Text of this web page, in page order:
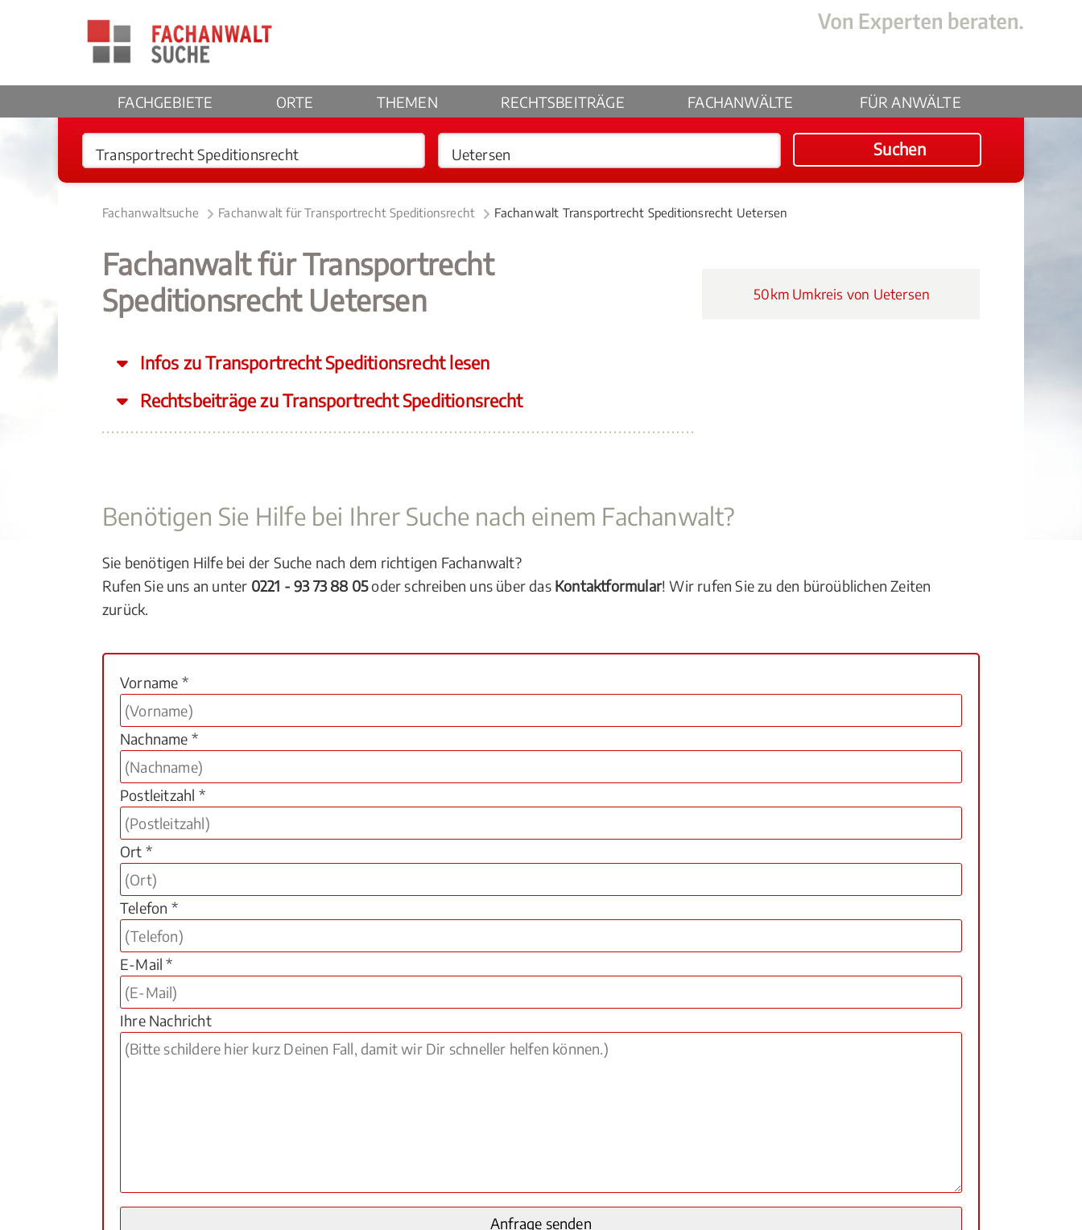
FACHGEBIETE ORTE THEMEN RECHTSBEITRÄGE FACHANWÄLTE FÜR ANWÄLTE
Suchen
Fachanwaltsuche Fachanwalt für Transportrecht Speditionsrecht Fachanwalt Transportrecht Speditionsrecht Uetersen
Fachanwalt für Transportrecht
Speditionsrecht Uetersen
Infos zu Transportrecht Speditionsrecht lesen
Rechtsbeiträge zu Transportrecht Speditionsrecht
50km Umkreis von Uetersen
Benötigen Sie Hilfe bei Ihrer Suche nach einem Fachanwalt?
Sie benötigen Hilfe bei der Suche nach dem richtigen Fachanwalt?
Rufen Sie uns an unter 0221 - 93 73 88 05oder schreiben uns über das Kontaktformular! Wir rufen Sie zu den büroüblichen Zeiten
zurück.
Vorname *
Nachname *
Postleitzahl *
Ort *
Telefon *
E-Mail *
Ihre Nachricht